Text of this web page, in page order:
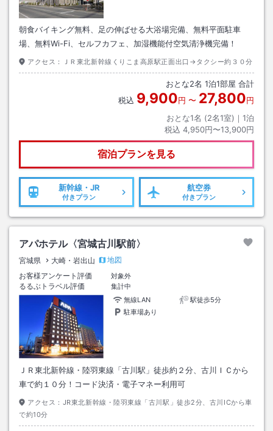
朝食バイキング無料、足の伸ばせる大浴場完備、無料平面駐車
場、無料Wi-Fi、セルフカフェ、加湿機能付空気清浄機完備！
アクセス： ＪＲ東北新幹線くりこま高原駅正面出口→タクシー約３０分
おとな2名 1泊1部屋 合計
税込 9,900円 〜 27,800円
おとな1名 (2名1室)｜ 1泊
税込 4,950円〜13,900円
宿泊プランを見る
新幹線・JR
付きプラン
航空券
付きプラン
アパホテル〈宮城古川駅前〉
宮城県 大崎・岩出山
地図
お客様アンケート評価
対象外
るるぶトラベル評価
集計中
無線LAN
駅徒歩5分
駐車場あり
ＪＲ東北新幹線・陸羽東線「古川駅」徒歩約２分、古川ＩＣから
車で約１０分！コード決済・電子マネー利用可
アクセス： JR東北新幹線・陸羽東線「古川駅」徒歩2分、古川ICから車
で約10分